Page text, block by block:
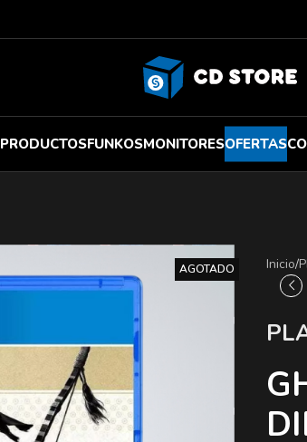
PRODUCTOSFUNKOSMONITORESOFERTAS
AGOTADO Inicio/